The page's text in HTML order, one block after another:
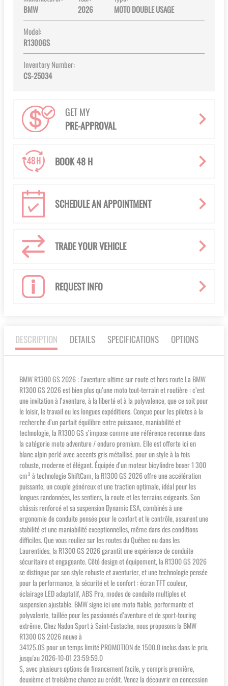
BMW
2026
MOTO DOUBLE USAGE
Model:
R1300GS
Inventory Number:
CS-25034
GET MY
PRE-APPROVAL
BOOK 48 H
SCHEDULE AN APPOINTMENT
TRADE YOUR VEHICLE
REQUEST INFO
DESCRIPTION DETAILS SPECIFICATIONS OPTIONS
BMW R1300 GS 2026 : l’aventure ultime sur route et hors route La BMW
R1300 GS 2026 est bien plus qu’une moto tout-terrain et routière : c’est
une invitation à l’aventure, à la liberté et à la polyvalence, que ce soit pour
le loisir, le travail ou les longues expéditions. Conçue pour les pilotes à la
recherche d’un parfait équilibre entre puissance, maniabilité et
technologie, la R1300 GS s’impose comme une référence reconnue dans
la catégorie moto adventure / enduro premium. Elle est offerte ici en
blanc alpin perlé avec accents gris métallisé, pour un style à la fois
robuste, moderne et élégant. Équipée d’un moteur bicylindre boxer 1 300
cm³ à technologie ShiftCam, la R1300 GS 2026 offre une accélération
puissante, un couple généreux et une traction optimale, idéal pour les
longues randonnées, les sentiers, la route et les terrains exigeants. Son
châssis renforcé et sa suspension Dynamic ESA, combinés à une
ergonomie de conduite pensée pour le confort et le contrôle, assurent une
stabilité et une maniabilité exceptionnelles, même dans des conditions
difficiles. Que vous rouliez sur les routes du Québec ou dans les
Laurentides, la R1300 GS 2026 garantit une expérience de conduite
sécuritaire et engageante. Côté design et équipement, la R1300 GS 2026
se distingue par son style robuste et aventurier, et une technologie pensée
pour la performance, la sécurité et le confort : écran TFT couleur,
éclairage LED adaptatif, ABS Pro, modes de conduite multiples et
suspension ajustable. BMW signe ici une moto fiable, performante et
polyvalente, taillée pour les passionnés d’aventure et de sport-touring
extrême. Chez Nadon Sport à Saint-Eustache, nous proposons la BMW
R1300 GS 2026 neuve à
34125.0$ pour un temps limité PROMOTION de 1500.0 inclus dans le prix,
jusqu'au 2026-10-01 23:59:59.0
$, avec plusieurs options de financement facile, y compris première,
deuxième et troisième chance au crédit. Venez la découvrir en concession